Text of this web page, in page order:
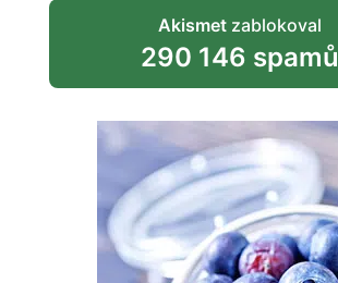
Akismetzablokoval
290 146 spamů